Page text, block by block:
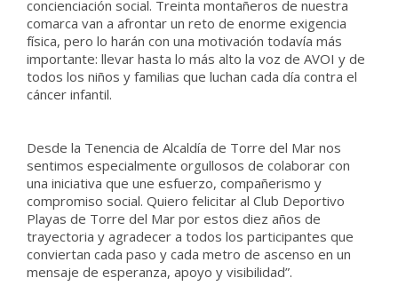
concienciación social. Treinta montañeros de nuestra
comarca van a afrontar un reto de enorme exigencia
física, pero lo harán con una motivación todavía más
importante: llevar hasta lo más alto la voz de AVOI y de
todos los niños y familias que luchan cada día contra el
cáncer infantil.
Desde la Tenencia de Alcaldía de Torre del Mar nos
sentimos especialmente orgullosos de colaborar con
una iniciativa que une esfuerzo, compañerismo y
compromiso social. Quiero felicitar al Club Deportivo
Playas de Torre del Mar por estos diez años de
trayectoria y agradecer a todos los participantes que
conviertan cada paso y cada metro de ascenso en un
mensaje de esperanza, apoyo y visibilidad”.